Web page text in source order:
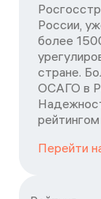
России,
более
стране.
ОСАГО в
Перейти